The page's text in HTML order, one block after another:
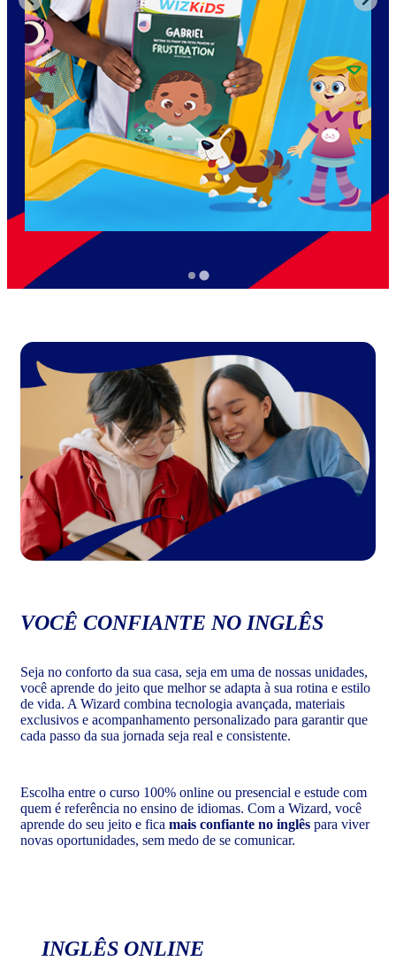
VOCÊ CONFIANTE NO INGLÊS
Seja no conforto da sua casa, seja em uma de nossas unidades,
você aprende do jeito que melhor se adapta à sua rotina e estilo
de vida. A Wizard combina tecnologia avançada, materiais
exclusivos e acompanhamento personalizado para garantir que
cada passo da sua jornada seja real e consistente.
Escolha entre o curso 100% online ou presencial e estude com
quem é referência no ensino de idiomas. Com a Wizard, você
aprende do seu jeito e fica mais confiante no inglês para viver
novas oportunidades, sem medo de se comunicar.
INGLÊS ONLINE